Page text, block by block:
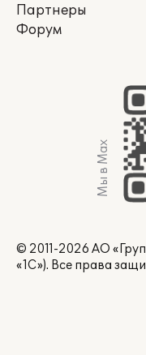
Партнеры
Форум
Мы в Max
© 2011-2026 АО
«1С»). Все права